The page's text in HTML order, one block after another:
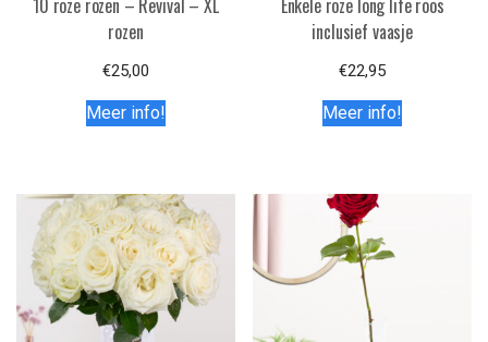
rozen
€25,00
Meer info!
inclusief vaasje
€22,95
Meer info!